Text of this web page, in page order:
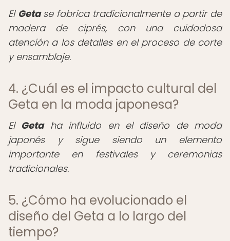
El Getase fabrica tradicionalmente a partir de
madera de ciprés, con una cuidadosa
atención a los detalles en el proceso de corte
y ensamblaje.
4. ¿Cuál es el impacto cultural del
Geta en la moda japonesa?
El Getaha influido en el diseño de moda
japonés y sigue siendo un elemento
importante en festivales y ceremonias
tradicionales.
5. ¿Cómo ha evolucionado el
diseño del Geta a lo largo del
tiempo?